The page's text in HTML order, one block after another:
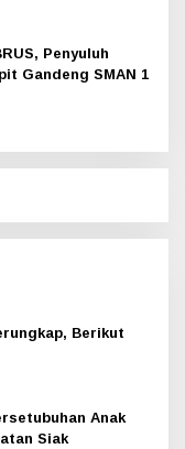
Penyuluh
Gandeng SMAN 1
Berikut
Anak
Siak